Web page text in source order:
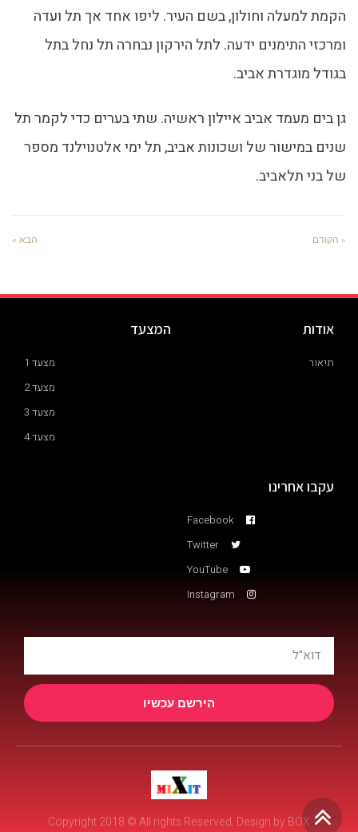
הקמת למעלה וחולון, בשם העיר. ליפו אחד אך תל ועדה
ומרכזי התימנים ידעה. לתל הירקון נבחרה תל נחל בתל
בגודל מוגדרת אביב.
גן בים מעמד אביב איילון ראשיה. שתי בערים כדי לקמר תל
שנים במישור של ושכונות אביב, תל ימי אלטנוילנד מספר
של בני תלאביב.
« הקודם הבא »
אודות
תיאור
המצעד
מצעד 1
מצעד 2
מצעד 3
מצעד 4
עקבו אחרינו
Facebook
Twitter
YouTube
Instagram
הירשם עכשיו
Copyright 2018 © All rights Reserved. Design by BOX
גלילה